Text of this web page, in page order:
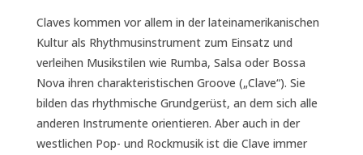
Claves kommen vor allem in der lateinamerikanischen
Kultur als Rhythmusinstrument zum Einsatz und
verleihen Musikstilen wie Rumba, Salsa oder Bossa
Nova ihren charakteristischen Groove („Clave“). Sie
bilden das rhythmische Grundgerüst, an dem sich alle
anderen Instrumente orientieren. Aber auch in der
westlichen Pop- und Rockmusik ist die Clave immer